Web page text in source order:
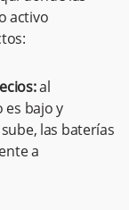
activo
al
es bajo y
las baterías
a